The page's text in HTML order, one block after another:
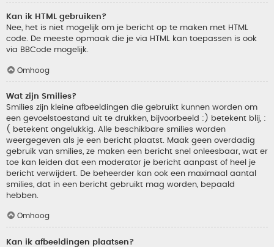
Kan ik HTML gebruiken?
Nee, het is niet mogelijk om je bericht op te maken met HTML
code. De meeste opmaak die je via HTML kan toepassen is ook
via BBCode mogelijk.
Omhoog
Wat zijn Smilies?
Smilies zijn kleine afbeeldingen die gebruikt kunnen worden om
een gevoelstoestand uit te drukken, bijvoorbeeld :) betekent blij, :
( betekent ongelukkig. Alle beschikbare smilies worden
weergegeven als je een bericht plaatst. Maak geen overdadig
gebruik van smilies, ze maken een bericht snel onleesbaar, wat er
toe kan leiden dat een moderator je bericht aanpast of heel je
bericht verwijdert. De beheerder kan ook een maximaal aantal
smilies, dat in een bericht gebruikt mag worden, bepaald
hebben.
Omhoog
Kan ik afbeeldingen plaatsen?